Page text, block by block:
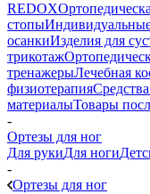
REDOX
стопы
осанкиИзделия для
трикотаж
тренажерыЛечебная
физиотерапия
материалыТовары
-
Ортезы для ног
Для рукиДля ноги
-
Ортезы для ног